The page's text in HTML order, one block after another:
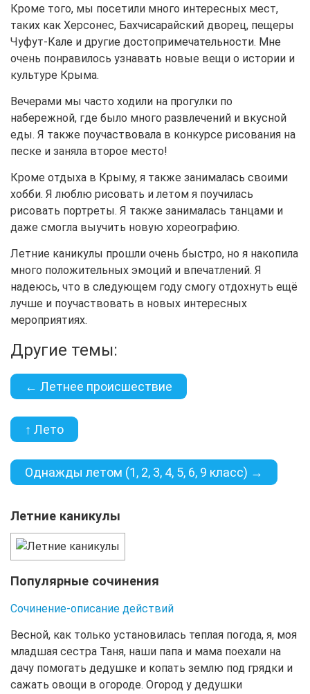
Кроме того, мы посетили много интересных мест,
таких как Херсонес, Бахчисарайский дворец, пещеры
Чуфут-Кале и другие достопримечательности. Мне
очень понравилось узнавать новые вещи о истории и
культуре Крыма.
Вечерами мы часто ходили на прогулки по
набережной, где было много развлечений и вкусной
еды. Я также поучаствовала в конкурсе рисования на
песке и заняла второе место!
Кроме отдыха в Крыму, я также занималась своими
хобби. Я люблю рисовать и летом я поучилась
рисовать портреты. Я также занималась танцами и
даже смогла выучить новую хореографию.
Летние каникулы прошли очень быстро, но я накопила
много положительных эмоций и впечатлений. Я
надеюсь, что в следующем году смогу отдохнуть ещё
лучше и поучаствовать в новых интересных
мероприятиях.
Другие темы:
← Летнее происшествие
↑ Лето
Однажды летом (1, 2, 3, 4, 5, 6, 9 класс) →
Летние каникулы
Популярные сочинения
Сочинение-описание действий
Весной, как только установилась теплая погода, я, моя
младшая сестра Таня, наши папа и мама поехали на
дачу помогать дедушке и копать землю под грядки и
сажать овощи в огороде. Огород у дедушки